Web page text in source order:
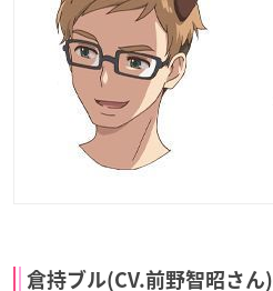
倉持ブル(CV.前野智昭さん)